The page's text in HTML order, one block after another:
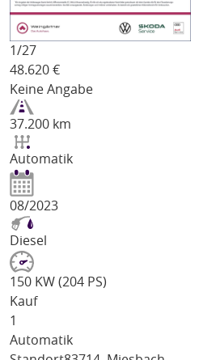
1/27
48.620 €
Keine Angabe
37.200 km
Automatik
08/2023
Diesel
150 KW (204 PS)
Kauf
1
Automatik